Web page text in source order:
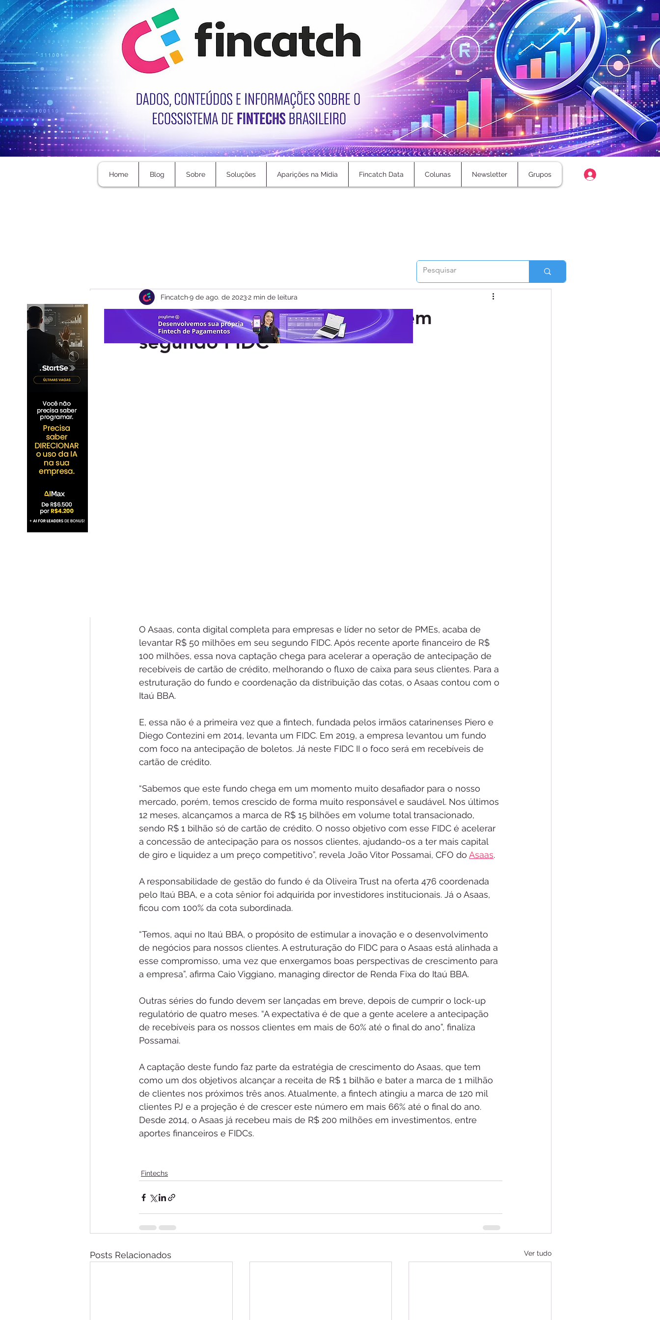
Login
Home Blog Sobre Soluções Aparições na Mídia Fincatch Data Colunas Newsletter Grupos
Asaas levanta R$ 50 milhões em
segundo FIDC
Fincatch9 de ago. de 20232 min de leitura
O Asaas, conta digital completa para empresas e líder no setor de PMEs, acaba de
levantar R$ 50 milhões em seu segundo FIDC. Após recente aporte financeiro de R$
100 milhões, essa nova captação chega para acelerar a operação de antecipação de
recebíveis de cartão de crédito, melhorando o fluxo de caixa para seus clientes. Para a
estruturação do fundo e coordenação da distribuição das cotas, o Asaas contou com o
Itaú BBA.
E, essa não é a primeira vez que a fintech, fundada pelos irmãos catarinenses Piero e
Diego Contezini em 2014, levanta um FIDC. Em 2019, a empresa levantou um fundo
com foco na antecipação de boletos. Já neste FIDC II o foco será em recebíveis de
cartão de crédito.
“Sabemos que este fundo chega em um momento muito desafiador para o nosso
mercado, porém, temos crescido de forma muito responsável e saudável. Nos últimos
12 meses, alcançamos a marca de R$ 15 bilhões em volume total transacionado,
sendo R$ 1 bilhão só de cartão de crédito. O nosso objetivo com esse FIDC é acelerar
a concessão de antecipação para os nossos clientes, ajudando-os a ter mais capital
de giro e liquidez a um preço competitivo”, revela João Vitor Possamai, CFO do Asaas.
A responsabilidade de gestão do fundo é da Oliveira Trust na oferta 476 coordenada
pelo Itaú BBA, e a cota sênior foi adquirida por investidores institucionais. Já o Asaas,
ficou com 100% da cota subordinada.
“Temos, aqui no Itaú BBA, o propósito de estimular a inovação e o desenvolvimento
de negócios para nossos clientes. A estruturação do FIDC para o Asaas está alinhada a
esse compromisso, uma vez que enxergamos boas perspectivas de crescimento para
a empresa”, afirma Caio Viggiano, managing director de Renda Fixa do Itaú BBA.
Outras séries do fundo devem ser lançadas em breve, depois de cumprir o lock-up
regulatório de quatro meses. “A expectativa é de que a gente acelere a antecipação
de recebíveis para os nossos clientes em mais de 60% até o final do ano”, finaliza
Possamai.
A captação deste fundo faz parte da estratégia de crescimento do Asaas, que tem
como um dos objetivos alcançar a receita de R$ 1 bilhão e bater a marca de 1 milhão
de clientes nos próximos três anos. Atualmente, a fintech atingiu a marca de 120 mil
clientes PJ e a projeção é de crescer este número em mais 66% até o final do ano.
Desde 2014, o Asaas já recebeu mais de R$ 200 milhões em investimentos, entre
aportes financeiros e FIDCs.
Fintechs
Posts Relacionados Ver tudo